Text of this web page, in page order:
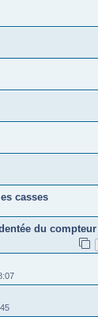
casses
du compteur